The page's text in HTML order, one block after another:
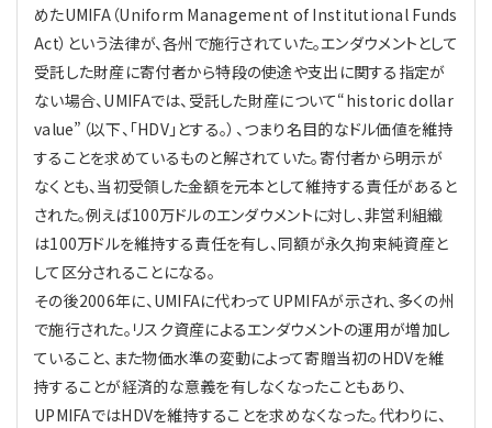
めたUMIFA（Uniform Management of Institutional Funds
Act）という法律が、各州で施行されていた。エンダウメントとして
受託した財産に寄付者から特段の使途や支出に関する指定が
ない場合、UMIFAでは、受託した財産について“historic dollar
value”（以下、「HDV」とする。）、つまり名目的なドル価値を維持
することを求めているものと解されていた。寄付者から明示が
なくとも、当初受領した金額を元本として維持する責任があると
された。例えば100万ドルのエンダウメントに対し、非営利組織
は100万ドルを維持する責任を有し、同額が永久拘束純資産と
して区分されることになる。
その後2006年に、UMIFAに代わってUPMIFAが示され、多くの州
で施行された。リスク資産によるエンダウメントの運用が増加し
ていること、また物価水準の変動によって寄贈当初のHDVを維
持することが経済的な意義を有しなくなったこともあり、
UPMIFAではHDVを維持することを求めなくなった。代わりに、